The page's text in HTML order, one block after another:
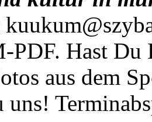
PDF. Hast Du
aus dem
uns!